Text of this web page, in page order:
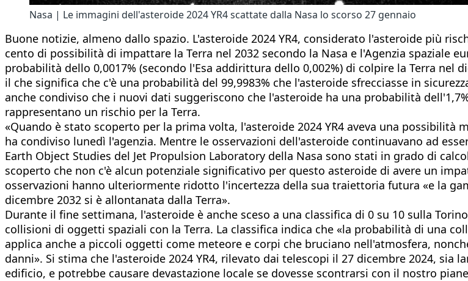
Nasa | Le immagini dell'asteroide 2024 YR4 scattate dalla Nasa lo scorso 27 gennaio
Buone notizie, almeno dallo spazio. ​L'asteroide 2024 YR4, considerato l'asteroide più
cento di possibilità di impattare la Terra nel 2032 secondo la Nasa e l'Agenzia spaziale
probabilità dello 0,0017% (secondo l'Esa addirittura dello 0,002%) di colpire la Terra
il che significa che c'è una probabilità del 99,9983% che l'asteroide sfrecciasse in
anche condiviso che i nuovi dati suggeriscono che l'asteroide ha una probabilità
rappresentano un rischio per la Terra.
«Quando è stato scoperto per la prima volta, l'asteroide 2024 YR4 aveva una
ha condiviso lunedì l'agenzia. Mentre le osservazioni dell'asteroide continuavano ad
Earth Object Studies del Jet Propulsion Laboratory della Nasa sono stati in grado di
scoperto che non c'è alcun potenziale significativo per questo asteroide di avere un
osservazioni hanno ulteriormente ridotto l'incertezza della sua traiettoria futura «e la
dicembre 2032 si è allontanata dalla Terra».
Durante il fine settimana, l'asteroide è anche sceso a una classifica di 0 su 10 sulla
collisioni di oggetti spaziali con la Terra. La classifica indica che «la probabilità di una
applica anche a piccoli oggetti come meteore e corpi che bruciano nell'atmosfera,
danni». Si stima che l'asteroide 2024 YR4, rilevato dai telescopi il 27 dicembre 2024, sia
edificio, e potrebbe causare devastazione locale se dovesse scontrarsi con il nostro